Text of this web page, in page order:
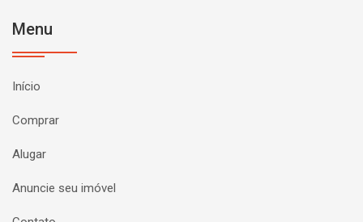
Menu
Início
Comprar
Alugar
Anuncie seu imóvel